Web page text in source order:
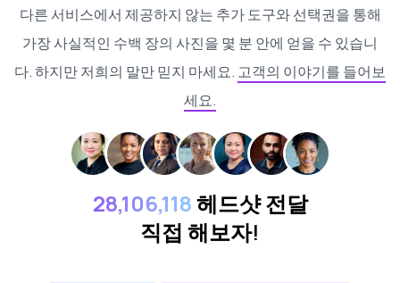
다른 서비스에서 제공하지 않는 추가 도구와 선택권을 통해
가장 사실적인 수백 장의 사진을 몇 분 안에 얻을 수 있습니
다. 하지만 저희의 말만 믿지 마세요. 고객의 이야기를 들어보
세요.
28,106,118헤드샷 전달
직접 해보자!